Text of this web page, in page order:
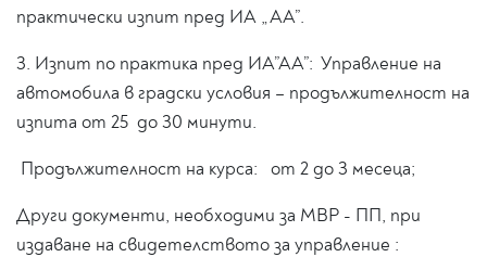
практически изпит пред ИА „АА”.
3. Изпит по практика пред ИА”АА”: Управление на
автомобила в градски условия – продължителност на
изпита от 25 до 30 минути.
Продължителност на курса: от 2 до 3 месеца;
Други документи, необходими за МВР - ПП, при
издаване на свидетелството за управление :